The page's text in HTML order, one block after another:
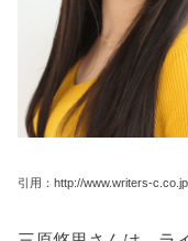
引用：http://www.writers-